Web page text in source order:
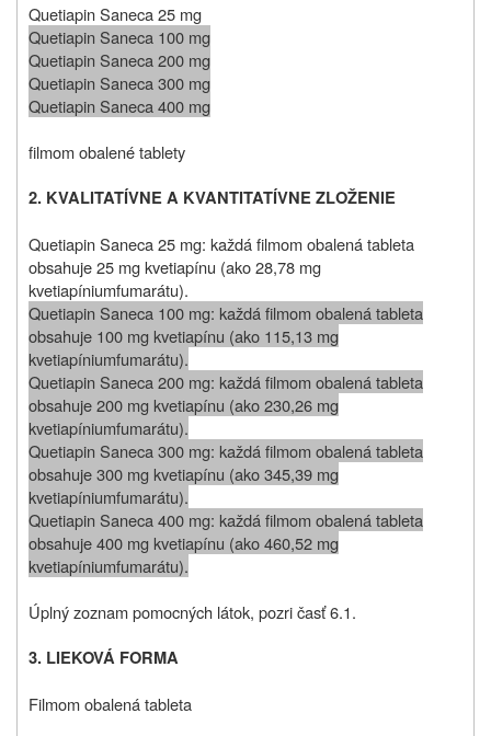
Quetiapin Saneca 25 mg
Quetiapin Saneca 100 mg
Quetiapin Saneca 200 mg
Quetiapin Saneca 300 mg
Quetiapin Saneca 400 mg
filmom obalené tablety
2. KVALITATÍVNE A KVANTITATÍVNE ZLOŽENIE
Quetiapin Saneca 25 mg: každá filmom obalená tableta
obsahuje 25 mg kvetiapínu (ako 28,78 mg
kvetiapíniumfumarátu).
Quetiapin Saneca 100 mg: každá filmom obalená tableta
obsahuje 100 mg kvetiapínu (ako 115,13 mg
kvetiapíniumfumarátu).
Quetiapin Saneca 200 mg: každá filmom obalená tableta
obsahuje 200 mg kvetiapínu (ako 230,26 mg
kvetiapíniumfumarátu).
Quetiapin Saneca 300 mg: každá filmom obalená tableta
obsahuje 300 mg kvetiapínu (ako 345,39 mg
kvetiapíniumfumarátu).
Quetiapin Saneca 400 mg: každá filmom obalená tableta
obsahuje 400 mg kvetiapínu (ako 460,52 mg
kvetiapíniumfumarátu).
Úplný zoznam pomocných látok, pozri časť 6.1.
3. LIEKOVÁ FORMA
Filmom obalená tableta